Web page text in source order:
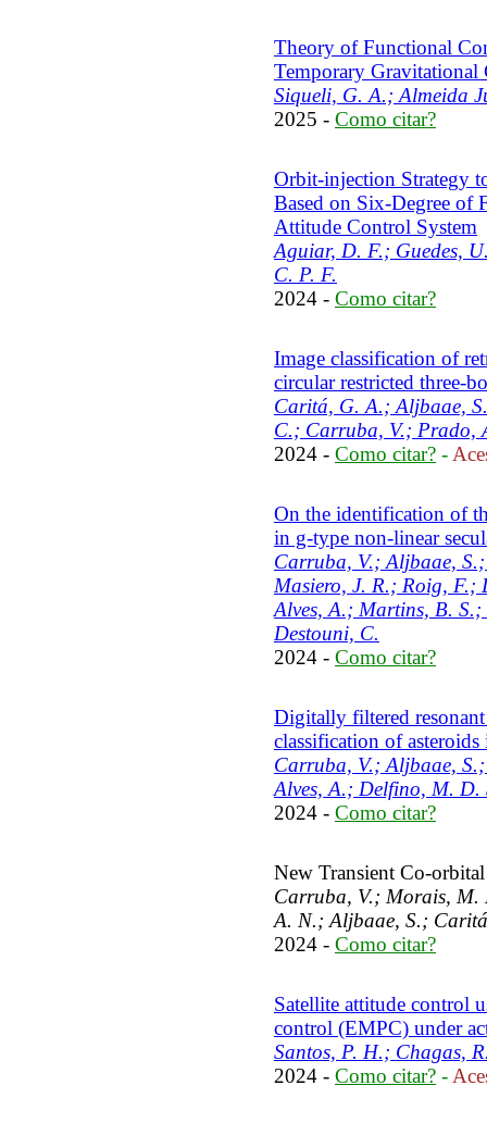
Theory of Functional
Temporary Gravitational
Siqueli, G. A.; Almeida
2025 - Como citar?
Orbit-injection Strategy
Based on Six-Degree of
Attitude Control System
Aguiar, D. F.; Guedes,
C. P. F.
2024 - Como citar?
Image classification of
circular restricted three-
Caritá, G. A.; Aljbaae,
C.; Carruba, V.; Prado,
2024 - Como citar? -
On the identification of
in g-type non-linear
Carruba, V.; Aljbaae,
Masiero, J. R.; Roig,
Alves, A.; Martins, B.
Destouni, C.
2024 - Como citar?
Digitally filtered
classification of asteroids
Carruba, V.; Aljbaae,
Alves, A.; Delfino, M. D.
2024 - Como citar?
New Transient Co-
Carruba, V.; Morais,
A. N.; Aljbaae, S.;
2024 - Como citar?
Satellite attitude control
control (EMPC) under
Santos, P. H.; Chagas,
2024 - Como citar? -